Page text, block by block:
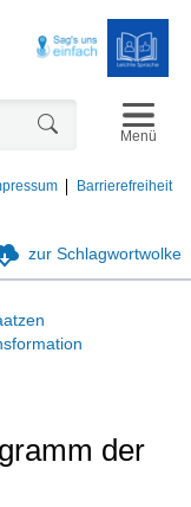
Barrierefreiheit
Menü
zur Schlagwortwolke
der